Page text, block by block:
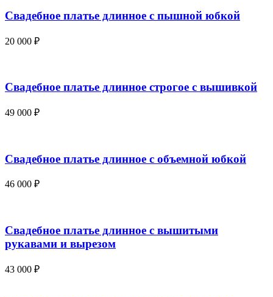
Свадебное платье длинное с пышной юбкой
20 000 ₽
Свадебное платье длинное строгое с вышивкой
49 000 ₽
Свадебное платье длинное с объемной юбкой
46 000 ₽
Свадебное платье длинное с вышитыми
рукавами и вырезом
43 000 ₽